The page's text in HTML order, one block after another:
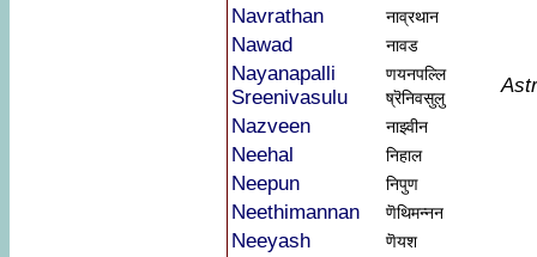
Navrathan नाव्रथान
Nawad नावड
Nayanapalli
Sreenivasulu
णयनपल्लि
ष्रॆनिवसुलु
Nazveen
नाझ्वीन
Neehal निहाल
Neepun निपुण
Neethimannan णॆथिमन्नन
Neeyash णॆयश